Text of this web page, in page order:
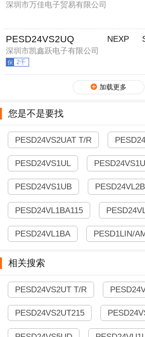
深圳市万佳电子贸易有限公司
PESD24VS2UQ
深圳市凯鑫跃电子有限公司
2千
NEXP
加载更多
您是不是要找
PESD24VS2UAT T/R
PESD24VS1UL
PESD24VS1UB
PESD24VL1BA115
PESD24VL1BA PESD1LIN/
相关搜索
PESD24VS2UT T/R
PESD24VS2UT215